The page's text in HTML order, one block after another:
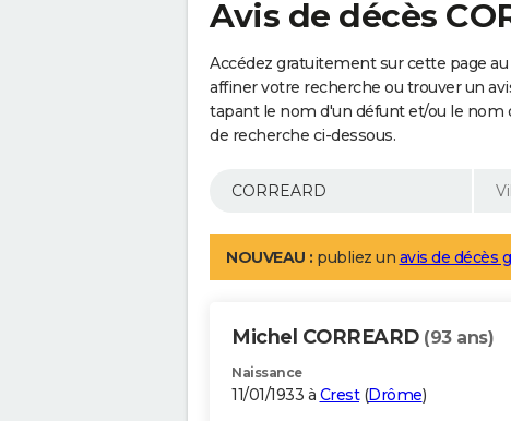
Avis de décès
Accédez gratuitement sur cette page au
affiner votre recherche ou trouver un
tapant le nom d'un défunt et/ou le nom
de recherche ci-dessous.
NOUVEAU : publiez un avis de décès
Michel CORREARD (93 ans)
Naissance
11/01/1933 à Crest(Drôme)